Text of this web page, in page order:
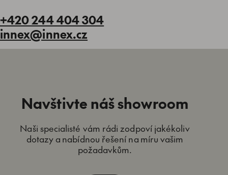
+420 244 404 304
innex@innex.cz
Navštivte náš showroom
Naši specialisté vám rádi zodpoví jakékoliv
dotazy a nabídnou řešení na míru vašim
požadavkům.